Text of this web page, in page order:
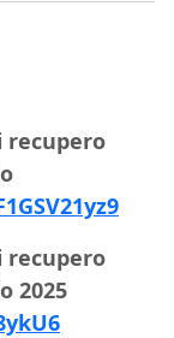
recupero
recupero
2025